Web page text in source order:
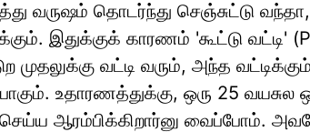
வருஷம் தொடர்ந்து செஞ்சுட்டு
இதுக்குக் காரணம் 'கூட்டு வட்டி'
வட்டி வரும், அந்த வட்டிக்கும்
உதாரணத்துக்கு, ஒரு 25 வயசுல
செய்ய ஆரம்பிக்கிறார்னு வைப்போம்.